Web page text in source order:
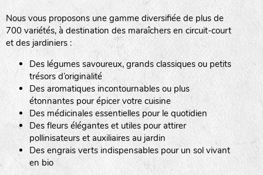
Nous vous proposons une gamme diversifiée de plus de
700 variétés, à destination des maraîchers en circuit-court
et des jardiniers :
Des légumes savoureux, grands classiques ou petits
trésors d’originalité
Des aromatiques incontournables ou plus
étonnantes pour épicer votre cuisine
Des médicinales essentielles pour le quotidien
Des fleurs élégantes et utiles pour attirer
pollinisateurs et auxiliaires au jardin
Des engrais verts indispensables pour un sol vivant
en bio
tas de compost
fleurs
animaux domestiques